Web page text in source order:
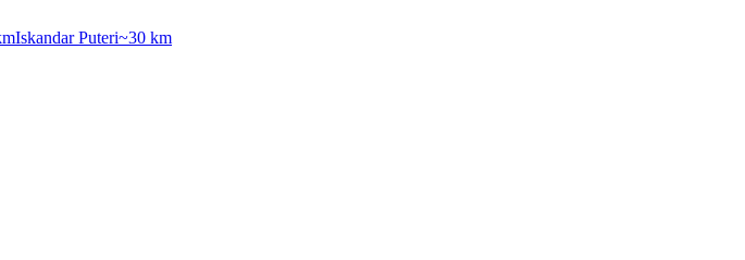
Iskandar Puteri~30 km